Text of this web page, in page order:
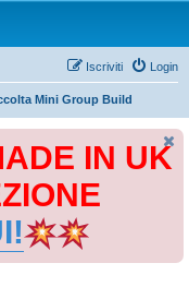
Login
Iscriviti
Mini Group Build
IN UK